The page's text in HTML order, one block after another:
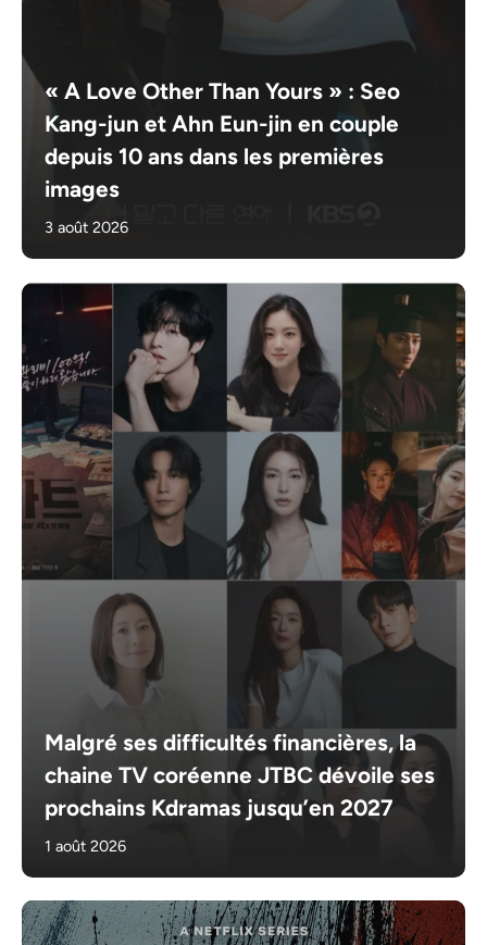
« A Love Other Than Yours » : Seo
Kang-jun et Ahn Eun-jin en couple
depuis 10 ans dans les premières
images
3 août 2026
Malgré ses difficultés financières, la
chaine TV coréenne JTBC dévoile ses
prochains Kdramas jusqu’en 2027
1 août 2026